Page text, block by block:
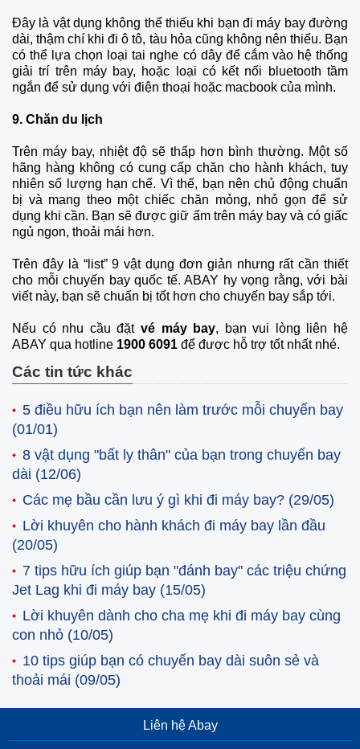
Đây là vật dụng không thể thiếu khi bạn đi máy bay đường
dài, thậm chí khi đi ô tô, tàu hỏa cũng không nên thiếu. Bạn
có thể lựa chọn loại tai nghe có dây để cắm vào hệ thống
giải trí trên máy bay, hoặc loại có kết nối bluetooth tầm
ngắn để sử dụng với điện thoại hoặc macbook của mình.
9. Chăn du lịch
Trên máy bay, nhiệt độ sẽ thấp hơn bình thường. Một số
hãng hàng không có cung cấp chăn cho hành khách, tuy
nhiên số lượng hạn chế. Vì thế, bạn nên chủ động chuẩn
bị và mang theo một chiếc chăn mỏng, nhỏ gọn để sử
dụng khi cần. Bạn sẽ được giữ ấm trên máy bay và có giấc
ngủ ngon, thoải mái hơn.
Trên đây là “list” 9 vật dụng đơn giản nhưng rất cần thiết
cho mỗi chuyến bay quốc tế. ABAY hy vọng rằng, với bài
viết này, bạn sẽ chuẩn bị tốt hơn cho chuyến bay sắp tới.
Nếu có nhu cầu đặt vé máy bay, bạn vui lòng liên hệ
ABAY qua hotline 1900 6091 để được hỗ trợ tốt nhất nhé.
Các tin tức khác
5 điều hữu ích bạn nên làm trước mỗi chuyến bay
(01/01)
8 vật dụng "bất ly thân" của bạn trong chuyến bay
dài (12/06)
Các mẹ bầu cần lưu ý gì khi đi máy bay? (29/05)
Lời khuyên cho hành khách đi máy bay lần đầu
(20/05)
7 tips hữu ích giúp bạn "đánh bay" các triệu chứng
Jet Lag khi đi máy bay (15/05)
Lời khuyên dành cho cha mẹ khi đi máy bay cùng
con nhỏ (10/05)
10 tips giúp bạn có chuyến bay dài suôn sẻ và
thoải mái (09/05)
Liên hệ Abay